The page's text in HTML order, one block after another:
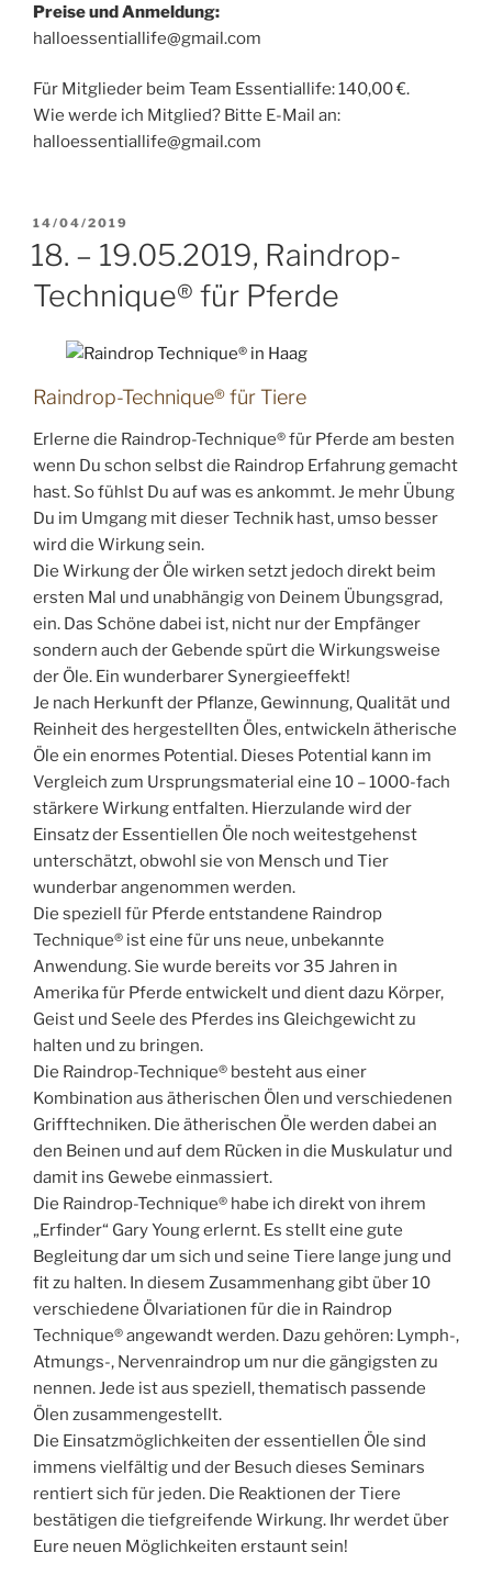
Preise und Anmeldung:
halloessentiallife@gmail.com
Für Mitglieder beim Team Essentiallife: 140,00 €.
Wie werde ich Mitglied? Bitte E-Mail an:
halloessentiallife@gmail.com
VERÖFFENTLICHT
AM
14/04/2019
18. – 19.05.2019, Raindrop-
Technique® für Pferde
Raindrop-Technique® für Tiere
Erlerne die Raindrop-Technique® für Pferde am besten
wenn Du schon selbst die Raindrop Erfahrung gemacht
hast. So fühlst Du auf was es ankommt. Je mehr Übung
Du im Umgang mit dieser Technik hast, umso besser
wird die Wirkung sein.
Die Wirkung der Öle wirken setzt jedoch direkt beim
ersten Mal und unabhängig von Deinem Übungsgrad,
ein. Das Schöne dabei ist, nicht nur der Empfänger
sondern auch der Gebende spürt die Wirkungsweise
der Öle. Ein wunderbarer Synergieeffekt!
Je nach Herkunft der Pflanze, Gewinnung, Qualität und
Reinheit des hergestellten Öles, entwickeln ätherische
Öle ein enormes Potential. Dieses Potential kann im
Vergleich zum Ursprungsmaterial eine 10 – 1000-fach
stärkere Wirkung entfalten. Hierzulande wird der
Einsatz der Essentiellen Öle noch weitestgehenst
unterschätzt, obwohl sie von Mensch und Tier
wunderbar angenommen werden.
Die speziell für Pferde entstandene Raindrop
Technique® ist eine für uns neue, unbekannte
Anwendung. Sie wurde bereits vor 35 Jahren in
Amerika für Pferde entwickelt und dient dazu Körper,
Geist und Seele des Pferdes ins Gleichgewicht zu
halten und zu bringen.
Die Raindrop-Technique® besteht aus einer
Kombination aus ätherischen Ölen und verschiedenen
Grifftechniken. Die ätherischen Öle werden dabei an
den Beinen und auf dem Rücken in die Muskulatur und
damit ins Gewebe einmassiert.
Die Raindrop-Technique® habe ich direkt von ihrem
„Erfinder“ Gary Young erlernt. Es stellt eine gute
Begleitung dar um sich und seine Tiere lange jung und
fit zu halten. In diesem Zusammenhang gibt über 10
verschiedene Ölvariationen für die in Raindrop
Technique® angewandt werden. Dazu gehören: Lymph-,
Atmungs-, Nervenraindrop um nur die gängigsten zu
nennen. Jede ist aus speziell, thematisch passende
Ölen zusammengestellt.
Die Einsatzmöglichkeiten der essentiellen Öle sind
immens vielfältig und der Besuch dieses Seminars
rentiert sich für jeden. Die Reaktionen der Tiere
bestätigen die tiefgreifende Wirkung. Ihr werdet über
Eure neuen Möglichkeiten erstaunt sein!